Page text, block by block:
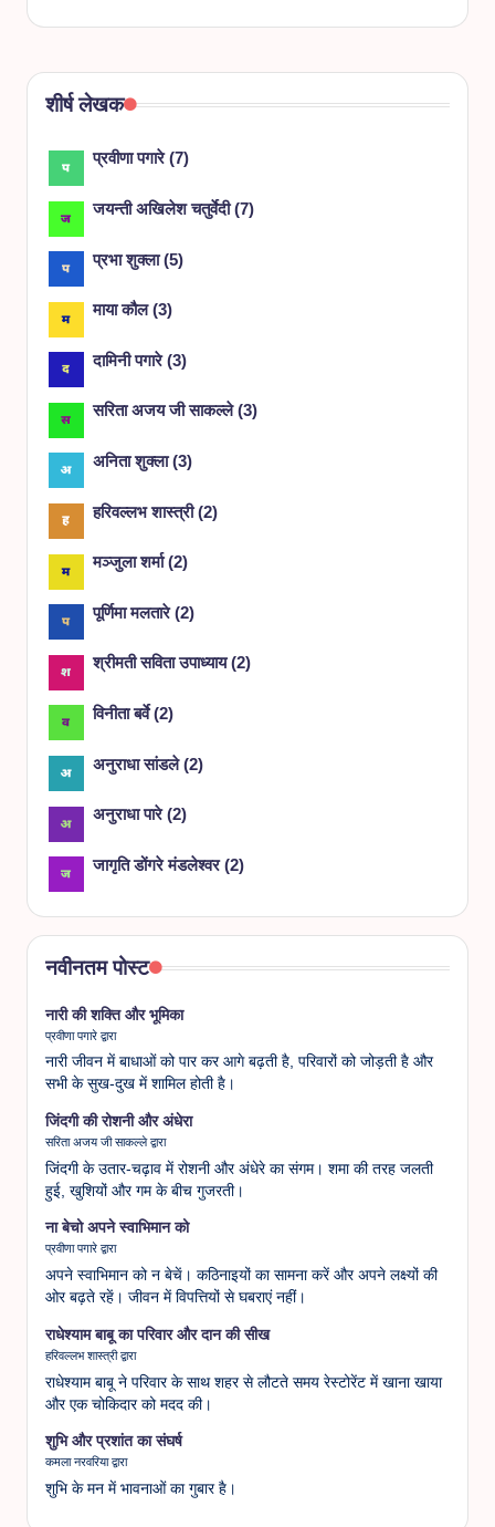
शीर्ष लेखक
प्रवीणा पगारे(7)
जयन्ती अखिलेश चतुर्वेदी(7)
प्रभा शुक्ला(5)
माया कौल(3)
दामिनी पगारे(3)
सरिता अजय जी साकल्ले(3)
अनिता शुक्ला(3)
हरिवल्लभ शास्त्री(2)
मञ्जुला शर्मा(2)
पूर्णिमा मलतारे(2)
श्रीमती सविता उपाध्याय(2)
विनीता बर्वे(2)
अनुराधा सांडले(2)
अनुराधा पारे(2)
जागृति डोंगरे मंडलेश्वर(2)
नवीनतम पोस्ट
नारी की शक्ति और भूमिका
प्रवीणा पगारे द्वारा
नारी जीवन में बाधाओं को पार कर आगे बढ़ती है, परिवारों को जोड़ती है और
सभी के सुख-दुख में शामिल होती है।
जिंदगी की रोशनी और अंधेरा
सरिता अजय जी साकल्ले द्वारा
जिंदगी के उतार-चढ़ाव में रोशनी और अंधेरे का संगम। शमा की तरह जलती
हुई, खुशियों और गम के बीच गुजरती।
ना बेचो अपने स्वाभिमान को
प्रवीणा पगारे द्वारा
अपने स्वाभिमान को न बेचें। कठिनाइयों का सामना करें और अपने लक्ष्यों की
ओर बढ़ते रहें। जीवन में विपत्तियों से घबराएं नहीं।
राधेश्याम बाबू का परिवार और दान की सीख
हरिवल्लभ शास्त्री द्वारा
राधेश्याम बाबू ने परिवार के साथ शहर से लौटते समय रेस्टोरेंट में खाना खाया
और एक चोकिदार को मदद की।
शुभि और प्रशांत का संघर्ष
कमला नरवरिया द्वारा
शुभि के मन में भावनाओं का गुबार है।